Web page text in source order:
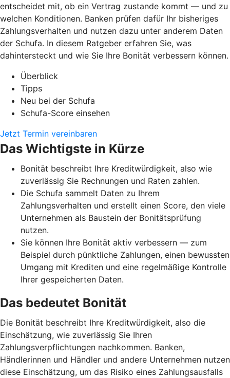
entscheidet mit, ob ein Vertrag zustande kommt — und zu
welchen Konditionen. Banken prüfen dafür Ihr bisheriges
Zahlungsverhalten und nutzen dazu unter anderem Daten
der Schufa. In diesem Ratgeber erfahren Sie, was
dahintersteckt und wie Sie Ihre Bonität verbessern können.
Überblick
Tipps
Neu bei der Schufa
Schufa-Score einsehen
Jetzt Termin vereinbaren
Das Wichtigste in Kürze
Bonität beschreibt Ihre Kreditwürdigkeit, also wie
zuverlässig Sie Rechnungen und Raten zahlen.
Die Schufa sammelt Daten zu Ihrem
Zahlungsverhalten und erstellt einen Score, den viele
Unternehmen als Baustein der Bonitätsprüfung
nutzen.
Sie können Ihre Bonität aktiv verbessern — zum
Beispiel durch pünktliche Zahlungen, einen bewussten
Umgang mit Krediten und eine regelmäßige Kontrolle
Ihrer gespeicherten Daten.
Das bedeutet Bonität
Die Bonität beschreibt Ihre Kreditwürdigkeit, also die
Einschätzung, wie zuverlässig Sie Ihren
Zahlungsverpflichtungen nachkommen. Banken,
Händlerinnen und Händler und andere Unternehmen nutzen
diese Einschätzung, um das Risiko eines Zahlungsausfalls